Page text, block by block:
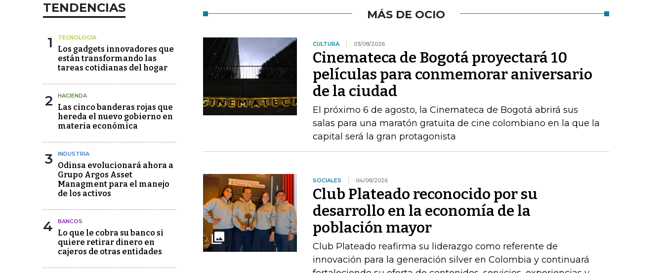
TENDENCIAS
1 TECNOLOGÍA
Los gadgets innovadores que
están transformando las
tareas cotidianas del hogar
2 HACIENDA
Las cinco banderas rojas que
hereda el nuevo gobierno en
materia económica
3 INDUSTRIA
Odinsa evolucionará ahora a
Grupo Argos Asset
Managment para el manejo
de los activos
4 BANCOS
Lo que le cobra su banco si
quiere retirar dinero en
cajeros de otras entidades
MÁS DE OCIO
CULTURA 03/08/2026
Cinemateca de Bogotá proyectará 10
películas para conmemorar aniversario
de la ciudad
El próximo 6 de agosto, la Cinemateca de Bogotá abrirá sus
salas para una maratón gratuita de cine colombiano en la que la
capital será la gran protagonista
SOCIALES 04/08/2026
Club Plateado reconocido por su
desarrollo en la economía de la
población mayor
Club Plateado reafirma su liderazgo como referente de
innovación para la generación silver en Colombia y continuará